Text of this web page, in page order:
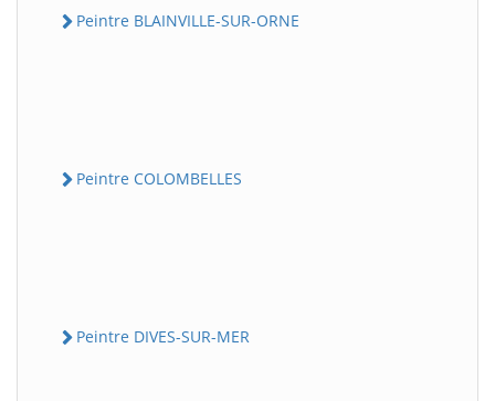
Peintre BLAINVILLE-SUR-ORNE
Peintre COLOMBELLES
Peintre DIVES-SUR-MER